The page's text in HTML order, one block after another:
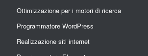
Ottimizzazione per i motori di ricerca
Programmatore WordPress
Realizzazione siti internet